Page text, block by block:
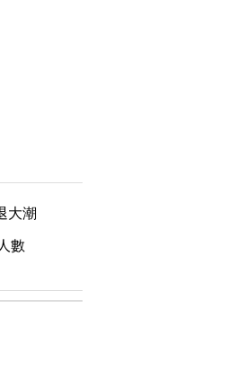
大潮
數